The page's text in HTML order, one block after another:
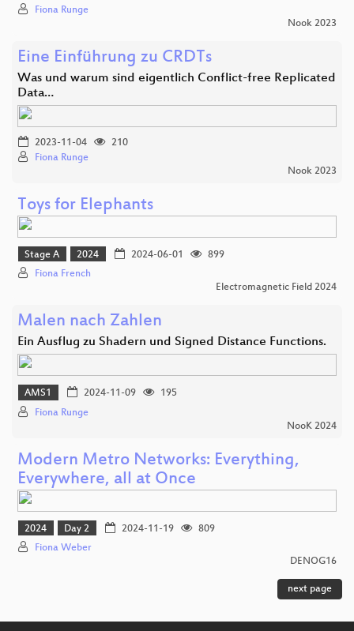
Fiona Runge
Nook 2023
Eine Einführung zu CRDTs
Was und warum sind eigentlich Conflict-free Replicated
Data…
2023-11-04
210
Fiona Runge
Nook 2023
Toys for Elephants
Stage A 2024 2024-06-01
899
Fiona French
Electromagnetic Field 2024
Malen nach Zahlen
Ein Ausflug zu Shadern und Signed Distance Functions.
AMS1 2024-11-09
195
Fiona Runge
NooK 2024
Modern Metro Networks: Everything,
Everywhere, all at Once
2024 Day 2 2024-11-19
809
Fiona Weber
DENOG16
next page